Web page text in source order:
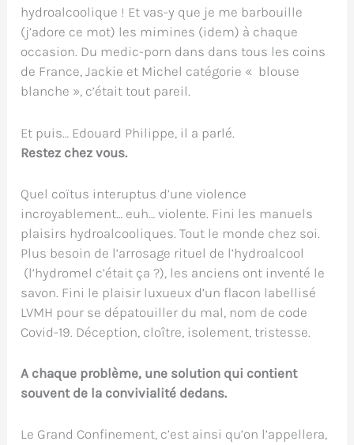
hydroalcoolique ! Et vas-y que je me barbouille
(j’adore ce mot) les mimines (idem) à chaque
occasion. Du medic-porn dans dans tous les coins
de France, Jackie et Michel catégorie « blouse
blanche », c’était tout pareil.
Et puis… Edouard Philippe, il a parlé.
Restez chez vous.
Quel coïtus interuptus d’une violence
incroyablement… euh… violente. Fini les manuels
plaisirs hydroalcooliques. Tout le monde chez soi.
Plus besoin de l’arrosage rituel de l’hydroalcool
(l’hydromel c’était ça ?), les anciens ont inventé le
savon. Fini le plaisir luxueux d’un flacon labellisé
LVMH pour se dépatouiller du mal, nom de code
Covid-19. Déception, cloître, isolement, tristesse.
A chaque problème, une solution qui contient
souvent de la convivialité dedans.
Le Grand Confinement, c’est ainsi qu’on l’appellera,